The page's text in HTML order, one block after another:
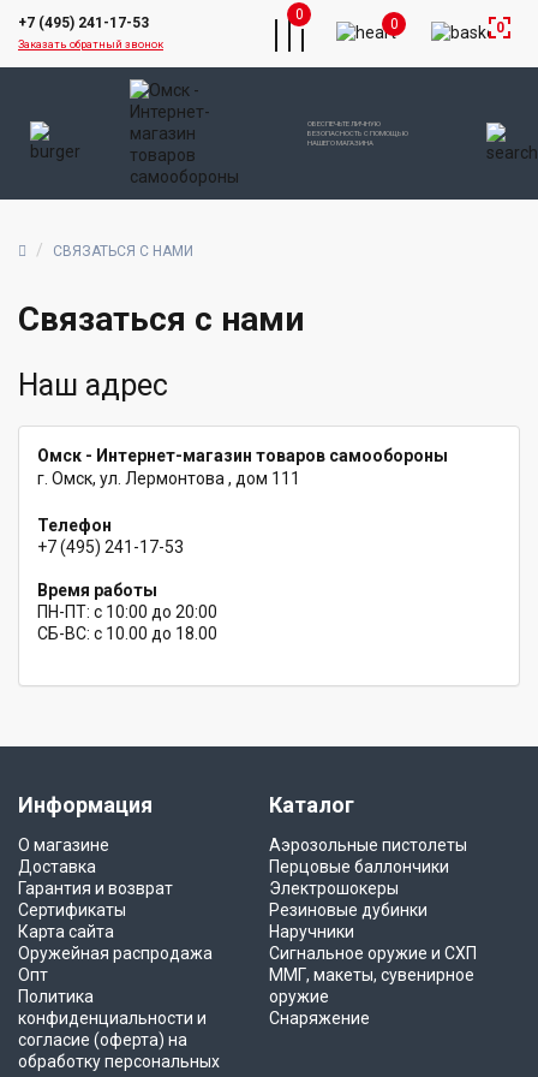
+7 (495) 241-17-53
Заказать обратный звонок
ОБЕСПЕЧЬТЕ ЛИЧНУЮ
БЕЗОПАСНОСТЬ С ПОМОЩЬЮ
НАШЕГО МАГАЗИНА
0
0 0
СВЯЗАТЬСЯ С НАМИ
Связаться с нами
Наш адрес
Омск - Интернет-магазин товаров самообороны
г. Омск, ул. Лермонтова , дом 111
Телефон
+7 (495) 241-17-53
Время работы
ПН-ПТ: с 10:00 до 20:00
СБ-ВС: с 10.00 до 18.00
Информация
О магазине
Доставка
Гарантия и возврат
Сертификаты
Карта сайта
Оружейная распродажа
Опт
Политика
конфиденциальности и
согласие (оферта) на
обработку персональных
Каталог
Аэрозольные пистолеты
Перцовые баллончики
Электрошокеры
Резиновые дубинки
Наручники
Сигнальное оружие и СХП
ММГ, макеты, сувенирное
оружие
Снаряжение